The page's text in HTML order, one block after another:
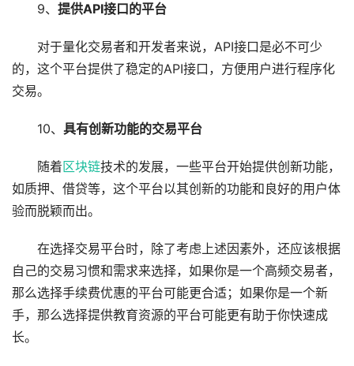
9、 提供API接口的平台
对于量化交易者和开发者来说，API接口是必不可少
的，这个平台提供了稳定的API接口，方便用户进行程序化
交易。
10、 具有创新功能的交易平台
随着区块链技术的发展，一些平台开始提供创新功能，
如质押、借贷等，这个平台以其创新的功能和良好的用户体
验而脱颖而出。
在选择交易平台时，除了考虑上述因素外，还应该根据
自己的交易习惯和需求来选择，如果你是一个高频交易者，
那么选择手续费优惠的平台可能更合适；如果你是一个新
手，那么选择提供教育资源的平台可能更有助于你快速成
长。